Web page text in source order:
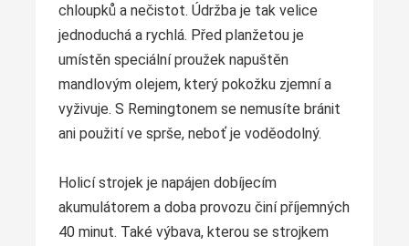
chloupků a nečistot. Údržba je tak velice
jednoduchá a rychlá. Před planžetou je
umístěn speciální proužek napuštěn
mandlovým olejem, který pokožku zjemní a
vyživuje. S Remingtonem se nemusíte bránit
ani použití ve sprše, neboť je voděodolný.
Holicí strojek je napájen dobíjecím
akumulátorem a doba provozu činí příjemných
40 minut. Také výbava, kterou se strojkem